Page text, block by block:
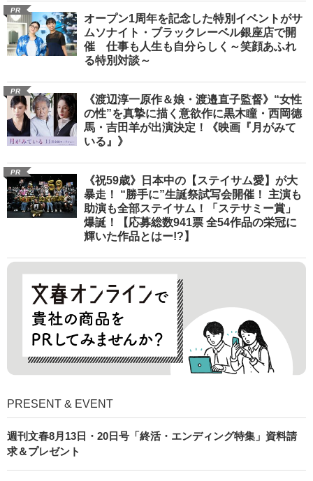
PR
オープン1周年を記念した特別イベントがサ
ムソナイト・ブラックレーベル銀座店で開
催 仕事も人生も自分らしく～笑顔あふれ
る特別対談～
PR
《渡辺淳一原作＆娘・渡邉直子監督》“女性
の性”を真摯に描く意欲作に黒木瞳・西岡德
馬・吉田羊が出演決定！《映画『月がみて
いる』》
PR
《祝59歳》日本中の【ステイサム愛】が大
暴走！ “勝手に”生誕祭試写会開催！ 主演も
助演も全部ステイサム！「ステサミー賞」
爆誕！【応募総数941票 全54作品の栄冠に
輝いた作品とはー!?】
PRESENT & EVENT
週刊文春8月13日・20日号「終活・エンディング特集」資料請
求＆プレゼント